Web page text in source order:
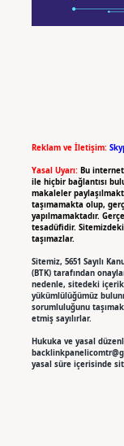
Reklam ve İletişim:
Yasal Uyarı: Bu
ile hiçbir bağlantısı
makaleler
taşımamakta olup,
yapılmamaktadır.
tesadüfidir.
taşımazlar.
Sitemiz, 5651 Sayılı
(BTK) tarafından
nedenle, sitedeki
yükümlülüğümüz
sorumluluğunu
etmiş sayılırlar.
Hukuka ve yasal
yasal süre içerisinde